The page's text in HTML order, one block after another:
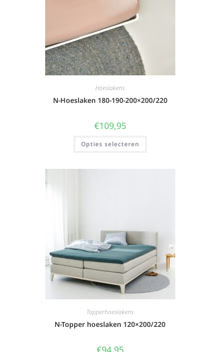
Hoeslakens
N-Hoeslaken 180-190-200×200/220
€109,95
Opties selecteren
Topperhoeslakens
N-Topper hoeslaken 120×200/220
€94,95